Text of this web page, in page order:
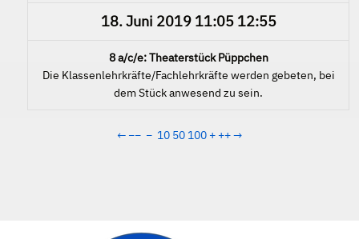
18. Juni 201911:05 12:55
8 a/c/e: Theaterstück Püppchen
Die Klassenlehrkräfte/Fachlehrkräfte werden gebeten, bei
dem Stück anwesend zu sein.
← −− − 10 50 100 + ++→